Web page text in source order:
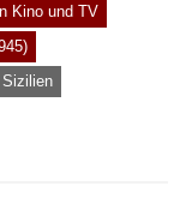
Kino und TV
Sizilien